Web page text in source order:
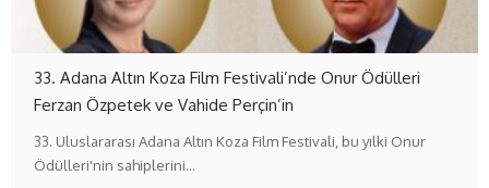
33. Adana Altın Koza Film Festivali’nde Onur Ödülleri
Ferzan Özpetek ve Vahide Perçin’in
33. Uluslararası Adana Altın Koza Film Festivali, bu yılki Onur
Ödülleri'nin sahiplerini…